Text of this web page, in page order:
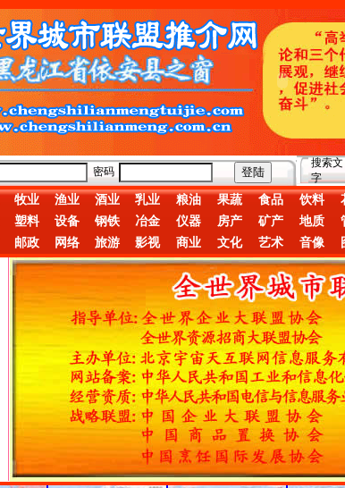
密码
搜索文
字
牧业 渔业 酒业 乳业 粮油 果蔬 食品 饮料
塑料 设备 钢铁 冶金 仪器 房产 矿产 地质
邮政 网络 旅游 影视 商业 文化 艺术 音像